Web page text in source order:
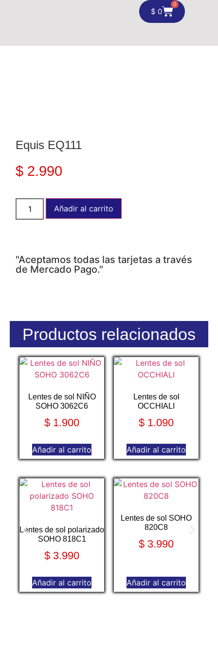
$ 0
0
Equis EQ111
$ 2.990
Añadir al carrito
"Aceptamos todas las tarjetas a través
de Mercado Pago."
Productos relacionados
Lentes de sol NIÑO
SOHO 3062C6
$ 1.900
Añadir al carrito
Lentes de sol
OCCHIALI
$ 1.090
Añadir al carrito
Lentes de sol polarizado
SOHO 818C1
$ 3.990
Añadir al carrito
Lentes de sol SOHO
820C8
$ 3.990
Añadir al carrito